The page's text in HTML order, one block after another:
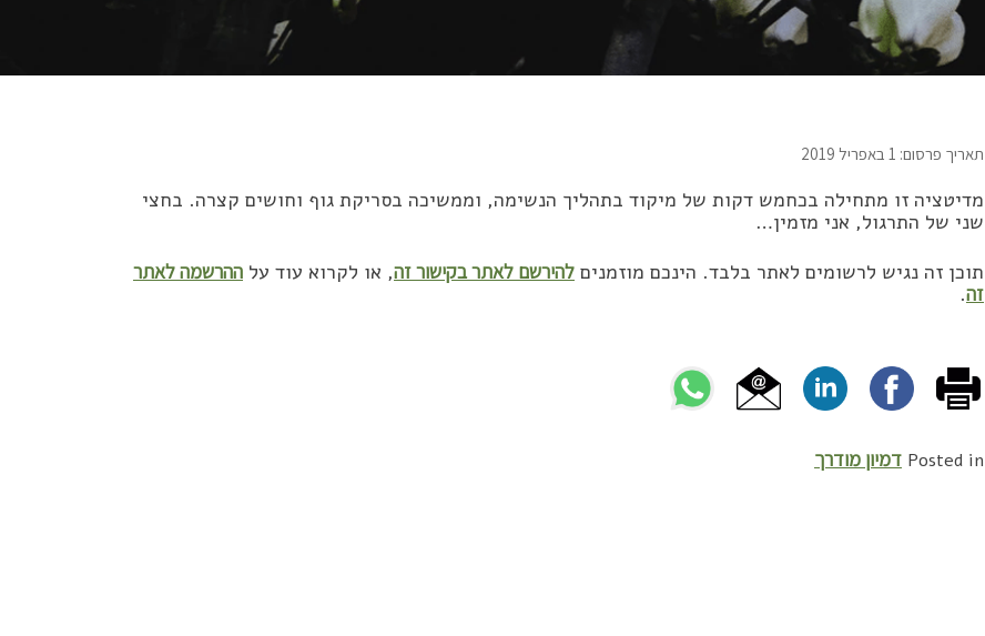
תאריך פרסום: 1 באפריל 2019
מדיטציה זו מתחילה בכחמש דקות של מיקוד בתהליך הנשימה, וממשיכה בסריקת גוף וחושים קצרה. בחצי
שני של התרגול, אני מזמין…
תוכן זה נגיש לרשומים לאתר בלבד. הינכם מוזמנים להירשם לאתר בקישור זה, או לקרוא עוד על ההרשמה לאתר
זה.
Posted in דמיון מודרך